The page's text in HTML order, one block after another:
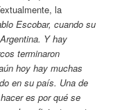
la
Escobar, cuando su
Y hay
terminaron
hoy hay muchas
en su país. Una de
es por qué se